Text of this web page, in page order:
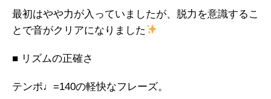
最初はやや力が入っていましたが、脱力を意識するこ
とで音がクリアになりました
■ リズムの正確さ
テンポ♩=140の軽快なフレーズ。